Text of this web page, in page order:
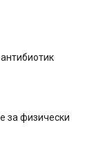
за физически